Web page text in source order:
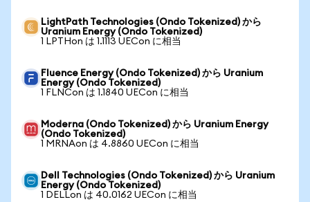
LightPath Technologies (Ondo Tokenized) から
Uranium Energy (Ondo Tokenized)
1 LPTHon は 1.1113 UECon に相当
Fluence Energy (Ondo Tokenized) から Uranium
Energy (Ondo Tokenized)
1 FLNCon は 1.1840 UECon に相当
Moderna (Ondo Tokenized) から Uranium Energy
(Ondo Tokenized)
1 MRNAon は 4.8860 UECon に相当
Dell Technologies (Ondo Tokenized) から Uranium
Energy (Ondo Tokenized)
1 DELLon は 40.0162 UECon に相当